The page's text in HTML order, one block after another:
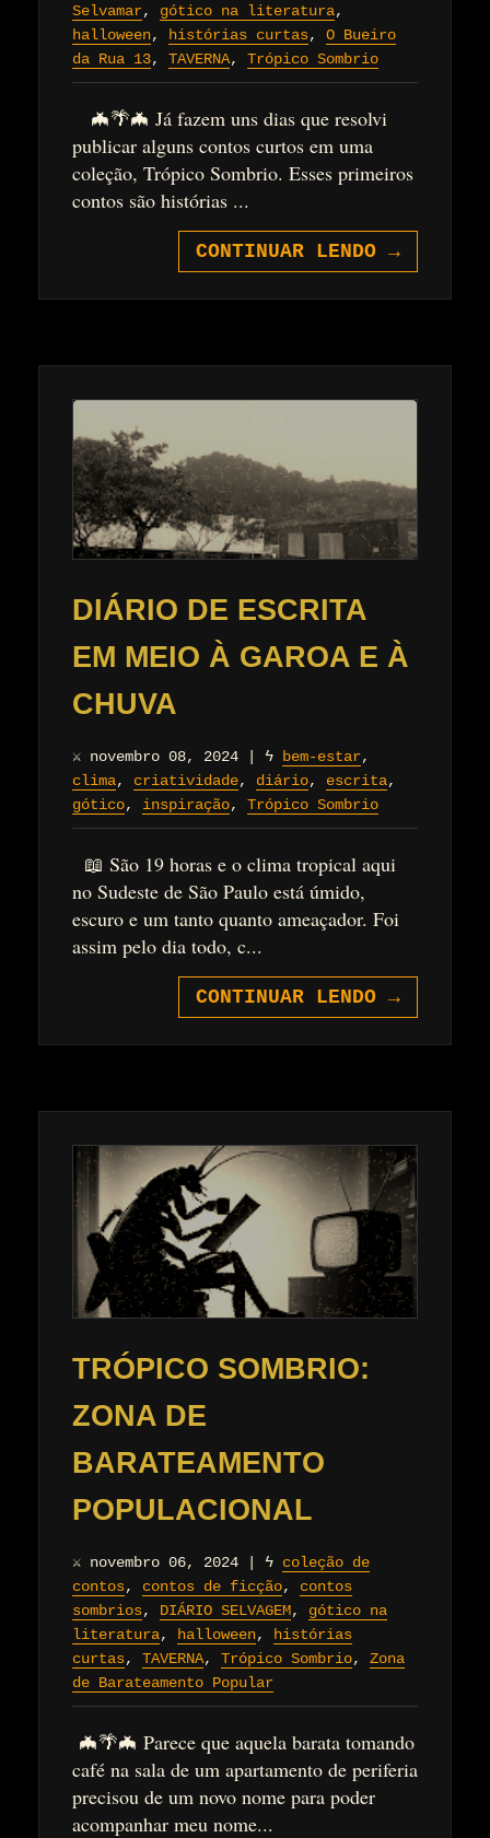
Selvamar, gótico na literatura,
halloween, histórias curtas, O Bueiro
da Rua 13, TAVERNA, Trópico Sombrio
🦇🌴🦇 Já fazem uns dias que resolvi
publicar alguns contos curtos em uma
coleção, Trópico Sombrio. Esses primeiros
contos são histórias ...
CONTINUAR LENDO →
DIÁRIO DE ESCRITA
EM MEIO À GAROA E À
CHUVA
⚔ novembro 08, 2024 ϟ bem-estar,
clima, criatividade, diário, escrita,
gótico, inspiração, Trópico Sombrio
📖 São 19 horas e o clima tropical aqui
no Sudeste de São Paulo está úmido,
escuro e um tanto quanto ameaçador. Foi
assim pelo dia todo, c...
CONTINUAR LENDO →
TRÓPICO SOMBRIO:
ZONA DE
BARATEAMENTO
POPULACIONAL
⚔ novembro 06, 2024 ϟ coleção de
contos, contos de ficção, contos
sombrios, DIÁRIO SELVAGEM, gótico na
literatura, halloween,
histórias
curtas, TAVERNA, Trópico Sombrio, Zona
de Barateamento Popular
🦇🌴🦇 Parece que aquela barata tomando
café na sala de um apartamento de periferia
precisou de um novo nome para poder
acompanhar meu nome...